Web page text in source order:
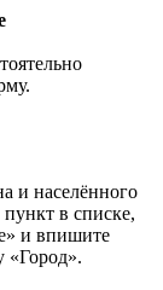
и населённого
в списке,
и впишите
«Город».